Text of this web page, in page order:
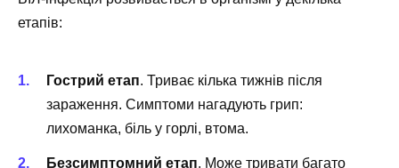
етапів:
Гострий етап. Триває кілька тижнів після
зараження. Симптоми нагадують грип:
лихоманка, біль у горлі, втома.
Безсимптомний етап. Може тривати багато